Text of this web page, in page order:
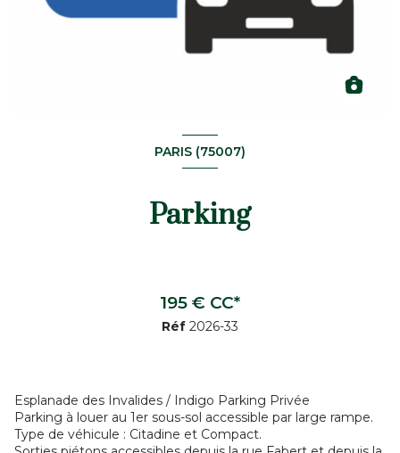
PARIS (75007)
Parking
195 € CC*
Réf 2026-33
Esplanade des Invalides / Indigo Parking Privée
Parking à louer au 1er sous-sol accessible par large rampe.
Type de véhicule : Citadine et Compact.